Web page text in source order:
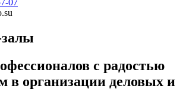
с радостью
в организации деловых и